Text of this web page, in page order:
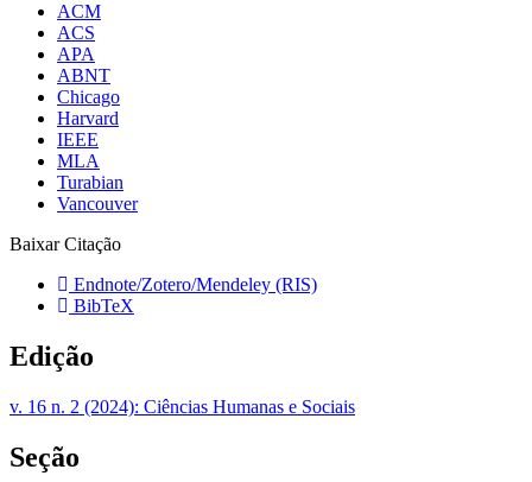
ACM
ACS
APA
ABNT
Chicago
Harvard
IEEE
MLA
Turabian
Vancouver
Baixar Citação
Endnote/Zotero/Mendeley (RIS)
BibTeX
Edição
v. 16 n. 2 (2024): Ciências Humanas e Sociais
Seção